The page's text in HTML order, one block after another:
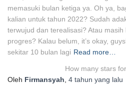
memasuki bulan ketiga ya. Oh ya,
kalian untuk tahun 2022? Sudah
terwujud dan terealisasi? Atau
progres? Kalau belum, it’s okay,
sekitar 10 bulan lagi Read more…
How many stars
Oleh Firmansyah, 4 tahun yang lalu